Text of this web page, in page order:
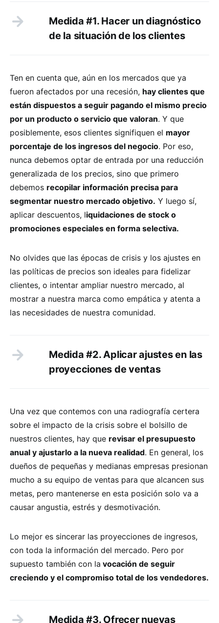
Medida #1. Hacer un diagnóstico
de la situación de los clientes
Ten en cuenta que, aún en los mercados que ya
fueron afectados por una recesión, hay clientes que
están dispuestos a seguir pagando el mismo precio
por un producto o servicio que valoran. Y que
posiblemente, esos clientes signifiquen el mayor
porcentaje de los ingresos del negocio. Por eso,
nunca debemos optar de entrada por una reducción
generalizada de los precios, sino que primero
debemos recopilar información precisa para
segmentar nuestro mercado objetivo. Y luego sí,
aplicar descuentos, liquidaciones de stock o
promociones especiales en forma selectiva.
No olvides que las épocas de crisis y los ajustes en
las políticas de precios son ideales para fidelizar
clientes, o intentar ampliar nuestro mercado, al
mostrar a nuestra marca como empática y atenta a
las necesidades de nuestra comunidad.
Medida #2. Aplicar ajustes en las
proyecciones de ventas
Una vez que contemos con una radiografía certera
sobre el impacto de la crisis sobre el bolsillo de
nuestros clientes, hay que revisar el presupuesto
anual y ajustarlo a la nueva realidad. En general, los
dueños de pequeñas y medianas empresas presionan
mucho a su equipo de ventas para que alcancen sus
metas, pero mantenerse en esta posición solo va a
causar angustia, estrés y desmotivación.
Lo mejor es sincerar las proyecciones de ingresos,
con toda la información del mercado. Pero por
supuesto también con la vocación de seguir
creciendo y el compromiso total de los vendedores.
Medida #3. Ofrecer nuevas